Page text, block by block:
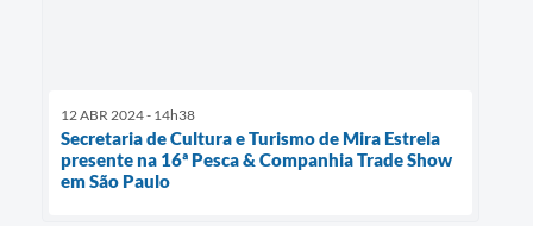
12 ABR 2024 - 14h38
Secretaria de Cultura e Turismo de Mira Estrela
presente na 16ª Pesca & Companhia Trade Show
em São Paulo